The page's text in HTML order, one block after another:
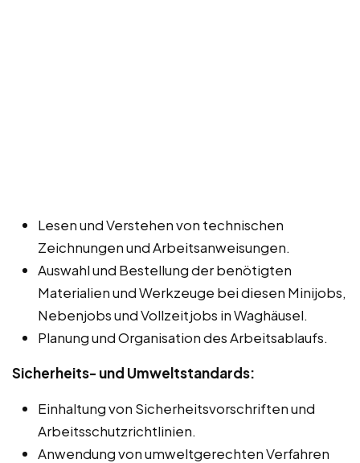
Lesen und Verstehen von technischen
Zeichnungen und Arbeitsanweisungen.
Auswahl und Bestellung der benötigten
Materialien und Werkzeuge bei diesen Minijobs,
Nebenjobs und Vollzeitjobs in Waghäusel.
Planung und Organisation des Arbeitsablaufs.
Sicherheits- und Umweltstandards:
Einhaltung von Sicherheitsvorschriften und
Arbeitsschutzrichtlinien.
Anwendung von umweltgerechten Verfahren